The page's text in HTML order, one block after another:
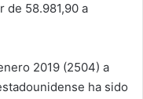
de 58.981,90 a
2019 (2504) a
ha sido